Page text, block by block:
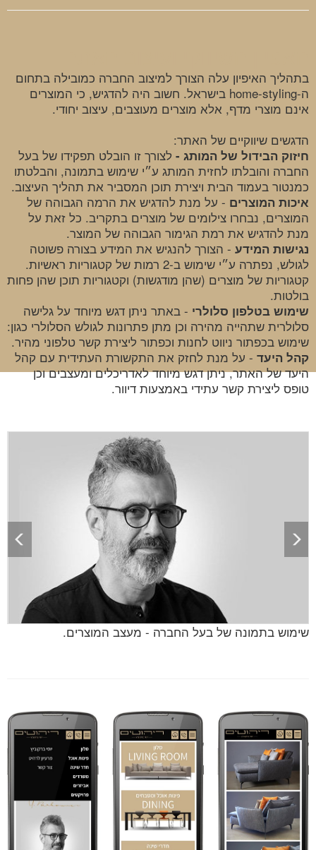
בתהליך האיפיון עלה הצורך למיצוב החברה כמובילה בתחום
ה-home-styling בישראל. ​חשוב היה להדגיש, כי המוצרים
אינם מוצרי מדף, אלא מוצרים מעוצבים, עיצוב יחודי.
הדגשים שיווקיים של האתר:
חיזוק הבידול של המותג - לצורך זו הובלט תפקידו של בעל
החברה והובלתו לחזית המותג ע״י שימוש בתמונה, והבלטתו
כמנטור בעמוד הבית ויצירת תוכן המסביר את תהליך העיצוב.
איכות המוצרים - על מנת להדגיש את הרמה הגבוהה של
המוצרים, נבחרו צילומים של מוצרים בתקריב. כל זאת על
מנת להדגיש את רמת הגימור הגבוהה של המוצר.
נגישות המידע - הצורך להנגיש את המידע בצורה פשוטה
לגולש, נפתרה ע״י שימוש ב-2 רמות של קטגוריות ראשיות.
קטגוריות של מוצרים (שהן מודגשות) וקטגוריות תוכן שהן פחות
בולטות.
שימוש בטלפון סלולרי - באתר ניתן דגש מיוחד על גלישה
סלולרית שתהייה מהירה וכן מתן פתרונות לגולש הסלולרי כגון:
שימוש בכפתור ניווט לחנות וכפתור ליצירת קשר טלפוני מהיר.
קהל היעד - על מנת לחזק את התקשורת העתידית עם קהל
היעד של האתר, ניתן דגש מיוחד לאדריכלים ומעצבים וכן
טופס ליצירת קשר עתידי באמצעות דיוור.
Previous
שימוש בתמונה של בעל החברה - מעצב המוצרים.